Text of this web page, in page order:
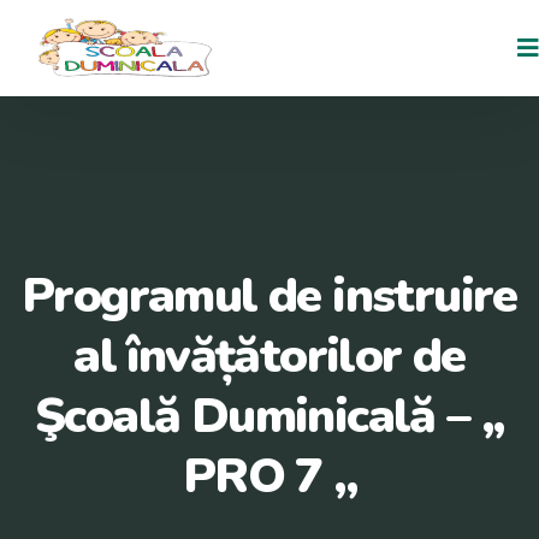
Programul de instruire
al învățătorilor de
Şcoală Duminicală – ,,
PRO 7 ,,